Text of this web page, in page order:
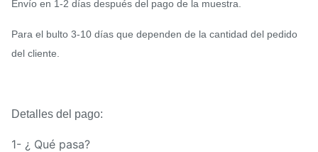
Envío en 1-2 días después del pago de la muestra.
Para el bulto 3-10 días que dependen de la cantidad del pedido
del cliente.
Detalles del pago:
1- ¿ Qué pasa?